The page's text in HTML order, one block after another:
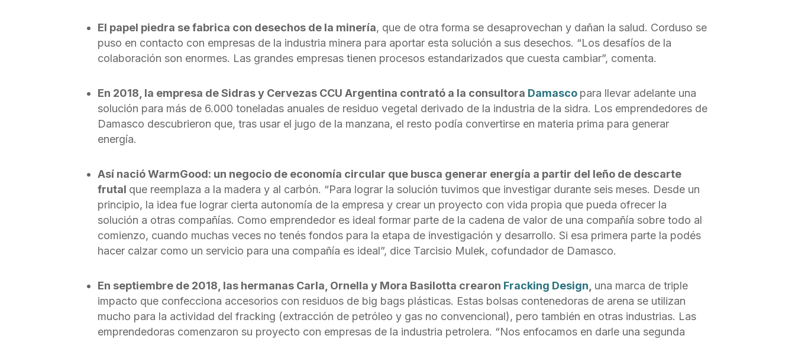
El papel piedra se fabrica con desechos de la minería, que de otra forma se desaprovechan y dañan la salud. Corduso se
puso en contacto con empresas de la industria minera para aportar esta solución a sus desechos. “Los desafíos de la
colaboración son enormes. Las grandes empresas tienen procesos estandarizados que cuesta cambiar”, comenta.
En 2018, la empresa de Sidras y Cervezas CCU Argentina contrató a la consultora Damasco para llevar adelante una
solución para más de 6.000 toneladas anuales de residuo vegetal derivado de la industria de la sidra. Los emprendedores de
Damasco descubrieron que, tras usar el jugo de la manzana, el resto podía convertirse en materia prima para generar
energía.
Así nació WarmGood: un negocio de economía circular que busca generar energía a partir del leño de descarte
frutal que reemplaza a la madera y al carbón. “Para lograr la solución tuvimos que investigar durante seis meses. Desde un
principio, la idea fue lograr cierta autonomía de la empresa y crear un proyecto con vida propia que pueda ofrecer la
solución a otras compañías. Como emprendedor es ideal formar parte de la cadena de valor de una compañía sobre todo al
comienzo, cuando muchas veces no tenés fondos para la etapa de investigación y desarrollo. Si esa primera parte la podés
hacer calzar como un servicio para una compañía es ideal”, dice Tarcisio Mulek, cofundador de Damasco.
En septiembre de 2018, las hermanas Carla, Ornella y Mora Basilotta crearon Fracking Design, una marca de triple
impacto que confecciona accesorios con residuos de big bags plásticas. Estas bolsas contenedoras de arena se utilizan
mucho para la actividad del fracking (extracción de petróleo y gas no convencional), pero también en otras industrias. Las
emprendedoras comenzaron su proyecto con empresas de la industria petrolera. “Nos enfocamos en darle una segunda